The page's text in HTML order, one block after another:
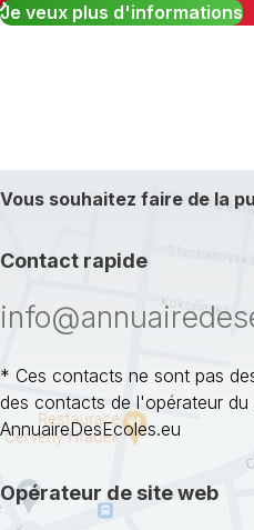
Je veux plus d'informations
Vous souhaitez faire de la
Contact rapide
* Ces contacts ne sont pas
des contacts de l'opérateur du
AnnuaireDesEcoles.eu
Opérateur de site web